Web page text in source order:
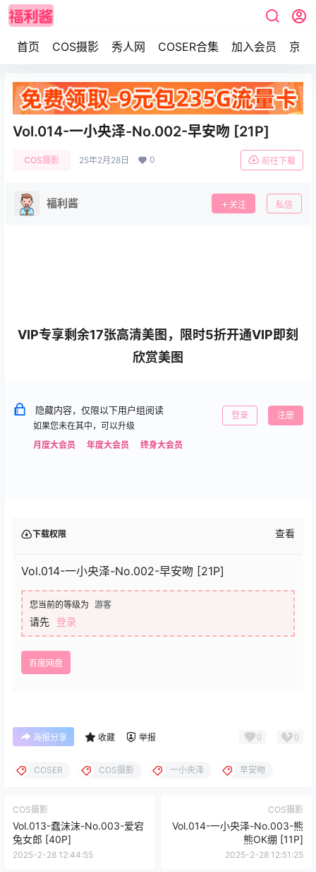
首页 COS摄影 秀人网 COSER合集 加入会员 京东
Vol.014-一小央泽-No.002-早安吻 [21P]
COS摄影 25年2月28日 0 前往下载
福利酱 关注 私信
VIP专享剩余17张高清美图，限时5折开通VIP即刻
欣赏美图
隐藏内容，仅限以下用户组阅读
如果您未在其中，可以升级
月度大会员
年度大会员 终身大会员
登录 注册
下载权限 查看
Vol.014-一小央泽-No.002-早安吻 [21P]
您当前的等级为 游客
请先 登录
百度网盘
海报分享 收藏 举报 0 0
COSER COS摄影 一小央泽 早安吻
COS摄影
Vol.013-蠢沫沫-No.003-爱宕
兔女郎 [40P]
2025-2-28 12:44:55
COS摄影
Vol.014-一小央泽-No.003-熊
熊OK绷 [11P]
2025-2-28 12:51:25